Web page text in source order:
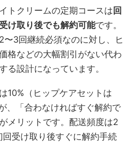
トクリームの定期コースは回
け取り後でも解約可能です。
〜3回継続必須なのに対し、ヒ
格などの大幅割引がない代わ
る設計になっています。
10%（ヒップケアセットは
、「合わなければすぐ解約で
メリットです。配送頻度は2
回受け取り後すぐに解約手続